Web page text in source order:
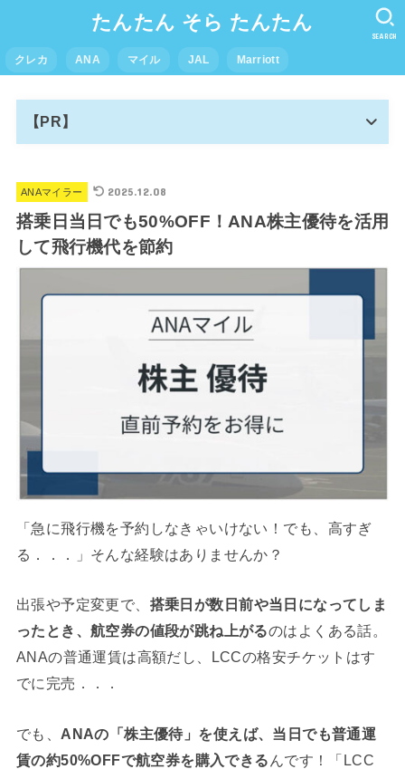
たんたん そら たんたん
クレカ ANA マイル JAL Marriott
SEARCH
【PR】
ANAマイラー 2025.12.08
搭乗日当日でも50%OFF！ANA株主優待を活用
して飛行機代を節約
「急に飛行機を予約しなきゃいけない！でも、高すぎ
る．．．」そんな経験はありませんか？
出張や予定変更で、 搭乗日が数日前や当日になってしま
ったとき、航空券の値段が跳ね上がるのはよくある話。
ANAの普通運賃は高額だし、LCCの格安チケットはす
でに完売．．．
でも、 ANAの「株主優待」を使えば、当日でも普通運
賃の約50%OFFで航空券を購入できる んです！「LCC